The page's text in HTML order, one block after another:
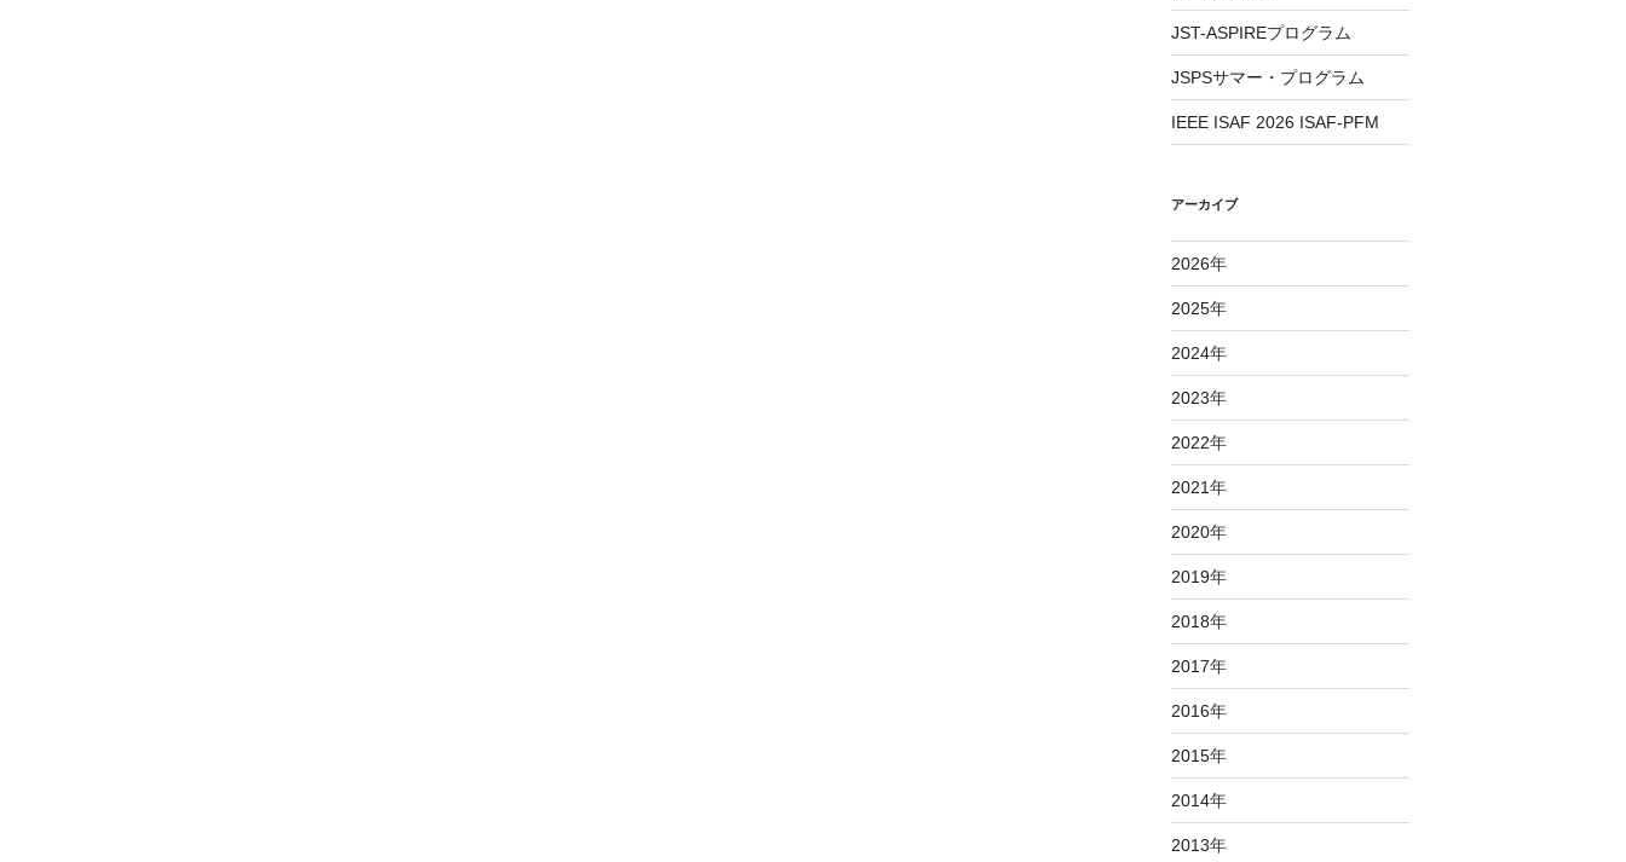
JST-ASPIREプログラム
JSPSサマー・プログラム
IEEE ISAF 2026 ISAF-PFM
アーカイブ
2026年
2025年
2024年
2023年
2022年
2021年
2020年
2019年
2018年
2017年
2016年
2015年
2014年
2013年